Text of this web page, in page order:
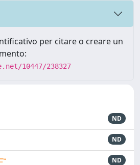
per citare o creare un
10447/238327
ND
ND
ND